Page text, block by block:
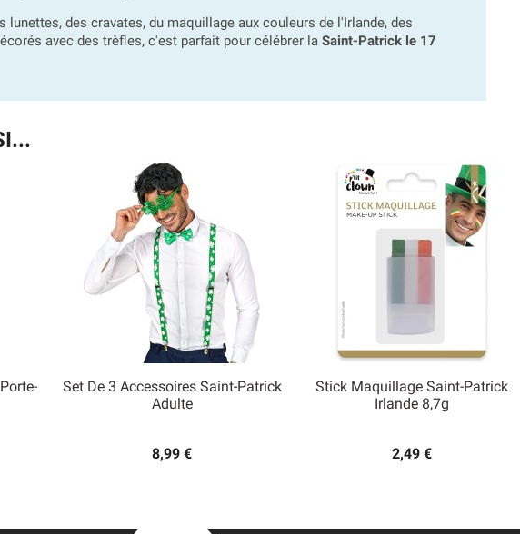
des cravates, du maquillage aux couleurs de l'Irlande, des
avec des trèfles, c'est parfait pour célébrer la Saint-Patrick le 17
Set De 3 Accessoires Saint-Patrick
Adulte
8,99 €
Aperçu rapide
Stick Maquillage Saint-Patrick
Irlande 8,7g
2,49 €
Aperçu rapide